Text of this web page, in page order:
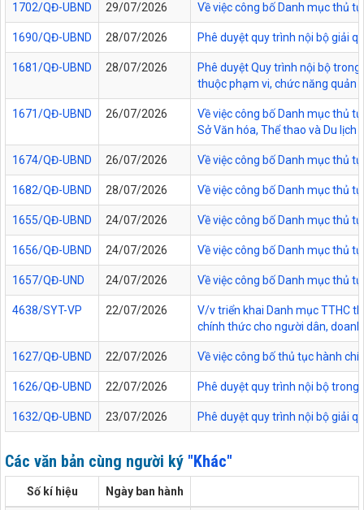
1702/QĐ-UBND 29/07/2026 Về việc công bố Danh mục thủ
1690/QĐ-UBND 28/07/2026 Phê duyệt quy trình nội bộ giải
1681/QĐ-UBND 28/07/2026
Phê duyệt Quy trình nội bộ
thuộc phạm vi, chức năng quản
1671/QĐ-UBND 26/07/2026
Về việc công bố Danh mục thủ
Sở Văn hóa, Thể thao và Du lịch
1674/QĐ-UBND 26/07/2026 Về việc công bố Danh mục thủ
1682/QĐ-UBND 28/07/2026 Về việc công bố Danh mục thủ
1655/QĐ-UBND 24/07/2026 Về việc công bố Danh mục thủ
1656/QĐ-UBND 24/07/2026 Về việc công bố Danh mục thủ
1657/QĐ-UND 24/07/2026 Về việc công bố Danh mục thủ
4638/SYT-VP 22/07/2026
V/v triển khai Danh mục TTHC
chính thức cho người dân,
1627/QĐ-UBND 22/07/2026 Về việc công bố thủ tục hành
1626/QĐ-UBND 22/07/2026 Phê duyệt quy trình nội bộ trong
1632/QĐ-UBND 23/07/2026 Phê duyệt quy trình nội bộ giải
Các văn bản cùng người ký "Khác"
Số kí hiệu Ngày ban hành